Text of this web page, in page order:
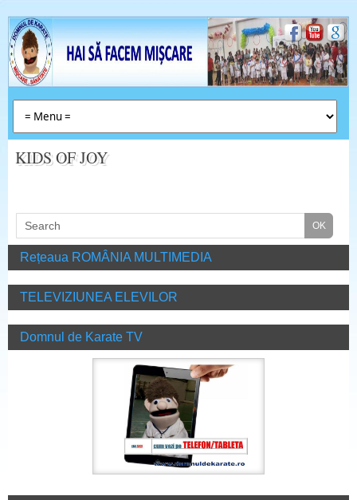
KIDS OF JOY
Rețeaua ROMÂNIA MULTIMEDIA
TELEVIZIUNEA ELEVILOR
Domnul de Karate TV